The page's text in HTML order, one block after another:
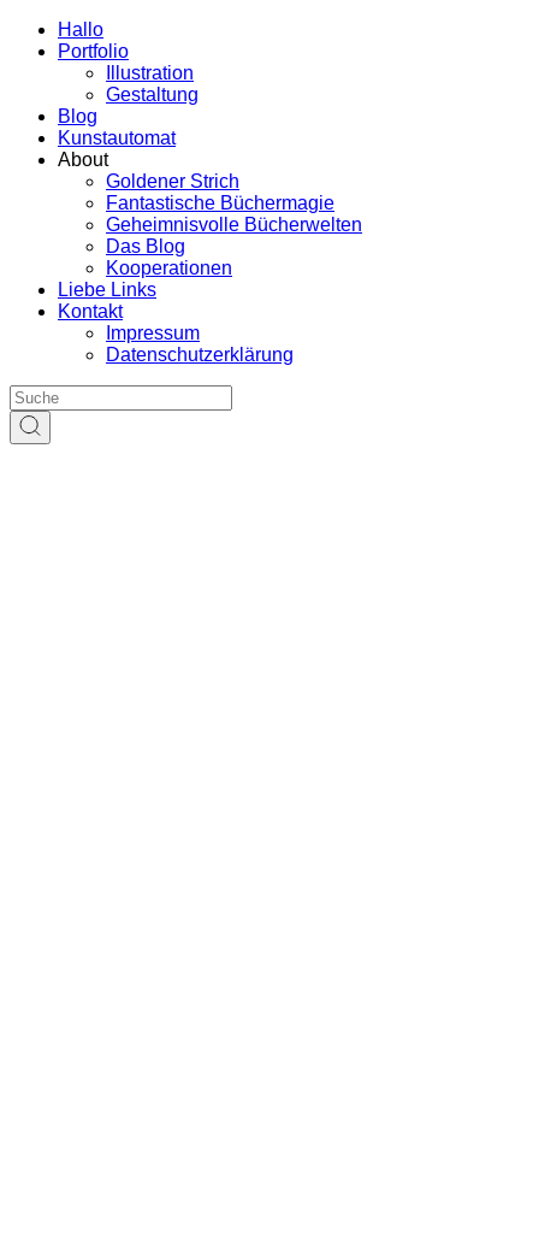
Hallo
Portfolio
Illustration
Gestaltung
Blog
Kunstautomat
About
Goldener Strich
Fantastische Büchermagie
Geheimnisvolle Bücherwelten
Das Blog
Kooperationen
Liebe Links
Kontakt
Impressum
Datenschutzerklärung